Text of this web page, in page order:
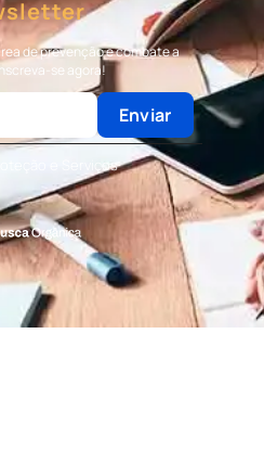
Civil
de Recepcionistas
Civil
de Emergência
de Incêndio
de Incêndio Valor
de Incêndio
a Incêndio NR 23
de prevenção e combate a
se agora!
Enviar
e Serviços